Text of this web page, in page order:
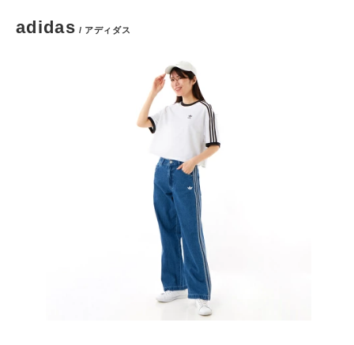
adidas / アディダス